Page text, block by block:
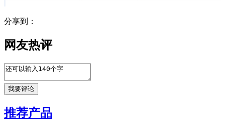
分享到：
网友热评
推荐产品